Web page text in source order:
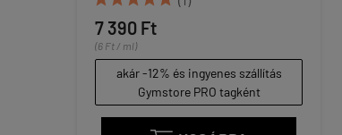
7 390 Ft
(6 Ft / ml)
akár -12% és ingyenes szállítás
Gymstore PRO tagként